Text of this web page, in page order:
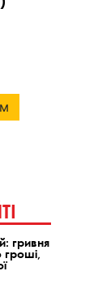
гривня
гроші,